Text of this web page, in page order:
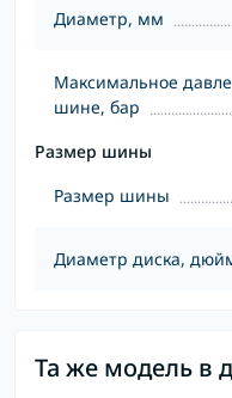
Диаметр, мм
Максимальное
шине, бар
Размер шины
Размер шины
Диаметр диска,
Та же модель в